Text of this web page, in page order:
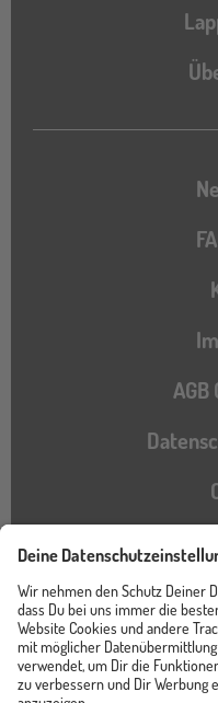
AGB
Instagram
TikTokPinterest